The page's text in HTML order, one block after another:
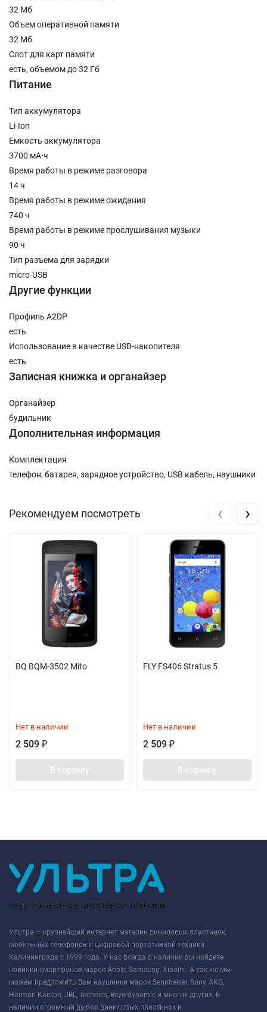
32 Мб
Объем оперативной памяти
32 Мб
Слот для карт памяти
есть, объемом до 32 Гб
Питание
Тип аккумулятора
Li-Ion
Емкость аккумулятора
3700 мА⋅ч
Время работы в режиме разговора
14 ч
Время работы в режиме ожидания
740 ч
Время работы в режиме прослушивания музыки
90 ч
Тип разъема для зарядки
micro-USB
Другие функции
Профиль A2DP
есть
Использование в качестве USB-накопителя
есть
Записная книжка и органайзер
Органайзер
будильник
Дополнительная информация
Комплектация
телефон, батарея, зарядное устройство, USB кабель, наушники
Рекомендуем посмотреть
BQ BQM-3502 Mito
Нет в наличии
2 509 ₽
В корзину
FLY FS406 Stratus 5
Нет в наличии
2 509 ₽
В корзину
‹ ›
Ультра — крупнейший интернет магазин виниловых пластинок,
мобильных телефонов и цифровой портативной техники
Калининграда с 1999 года. У нас всегда в наличии вы найдете
новинки смартфонов марок Apple, Samsung, Xiaomi. А так же мы
можем предложить Вам наушники марок Sennheiser, Sony, AKG,
Harman Kardon, JBL, Technics, Beyerdynamic и многих других. В
наличии огромный выбор виниловых пластинок и